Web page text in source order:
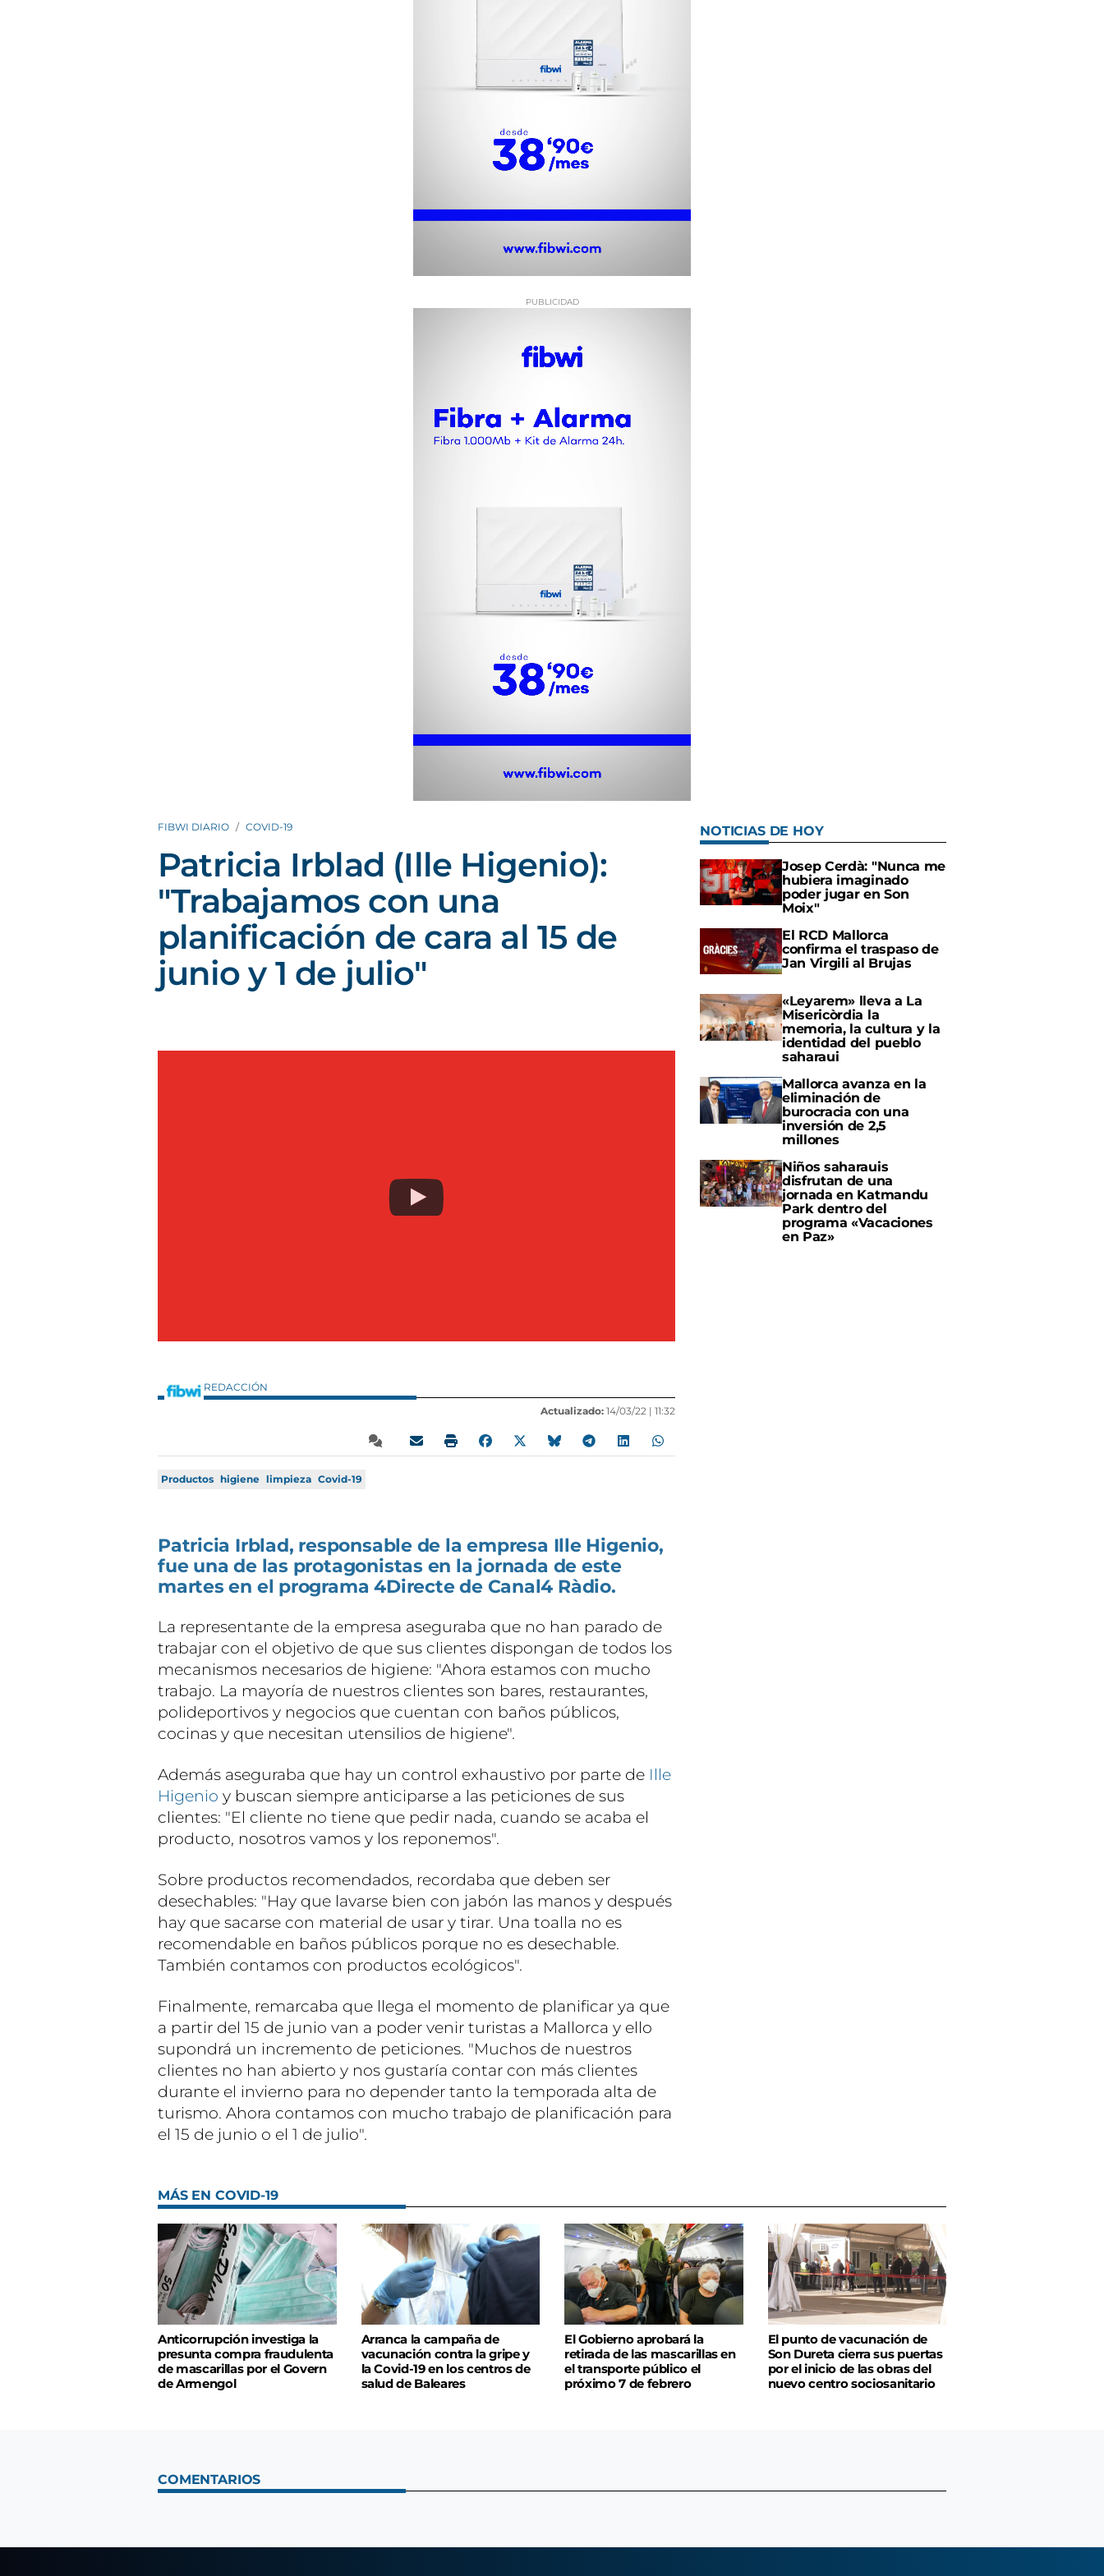
FIBWI DIARIO COVID-19
Patricia Irblad (Ille Higenio):
"Trabajamos con una
planificación de cara al 15 de
junio y 1 de julio"
REDACCIÓN
Actualizado: 14/03/22 | 11:32
Productos higiene limpieza Covid-19
Patricia Irblad, responsable de la empresa Ille Higenio,
fue una de las protagonistas en la jornada de este
martes en el programa 4Directe de Canal4 Ràdio.
La representante de la empresa aseguraba que no han parado de
trabajar con el objetivo de que sus clientes dispongan de todos los
mecanismos necesarios de higiene: "Ahora estamos con mucho
trabajo. La mayoría de nuestros clientes son bares, restaurantes,
polideportivos y negocios que cuentan con baños públicos,
cocinas y que necesitan utensilios de higiene".
Además aseguraba que hay un control exhaustivo por parte de Ille
Higenio y buscan siempre anticiparse a las peticiones de sus
clientes: "El cliente no tiene que pedir nada, cuando se acaba el
producto, nosotros vamos y los reponemos".
Sobre productos recomendados, recordaba que deben ser
desechables: "Hay que lavarse bien con jabón las manos y después
hay que sacarse con material de usar y tirar. Una toalla no es
recomendable en baños públicos porque no es desechable.
También contamos con productos ecológicos".
Finalmente, remarcaba que llega el momento de planificar ya que
a partir del 15 de junio van a poder venir turistas a Mallorca y ello
supondrá un incremento de peticiones. "Muchos de nuestros
clientes no han abierto y nos gustaría contar con más clientes
durante el invierno para no depender tanto la temporada alta de
turismo. Ahora contamos con mucho trabajo de planificación para
el 15 de junio o el 1 de julio".
NOTICIAS DE HOY
Josep Cerdà: "Nunca me
hubiera imaginado
poder jugar en Son
Moix"
El RCD Mallorca
confirma el traspaso de
Jan Virgili al Brujas
«Leyarem» lleva a La
Misericòrdia la
memoria, la cultura y la
identidad del pueblo
saharaui
Mallorca avanza en la
eliminación de
burocracia con una
inversión de 2,5
millones
Niños saharauis
disfrutan de una
jornada en Katmandu
Park dentro del
programa «Vacaciones
en Paz»
MÁS EN COVID-19
Anticorrupción investiga la
presunta compra fraudulenta
de mascarillas por el Govern
de Armengol
Arranca la campaña de
vacunación contra la gripe y
la Covid-19 en los centros de
salud de Baleares
El Gobierno aprobará la
retirada de las mascarillas en
el transporte público el
próximo 7 de febrero
El punto de vacunación de
Son Dureta cierra sus puertas
por el inicio de las obras del
nuevo centro sociosanitario
COMENTARIOS